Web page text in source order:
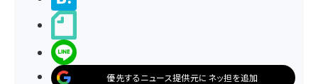
優先するニュース提供元にネッ担を追加